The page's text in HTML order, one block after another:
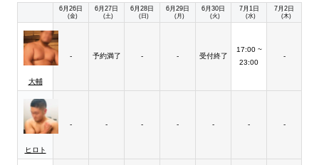
6月26日
(金)
6月27日
(土)
6月28日
(日)
6月29日
(月)
6月30日
(火)
7月1日
(水)
7月2日
(木)
大輔
- 予約満了 - - 受付終了
17:00 ~
23:00
-
ヒロト
- - - - - - -